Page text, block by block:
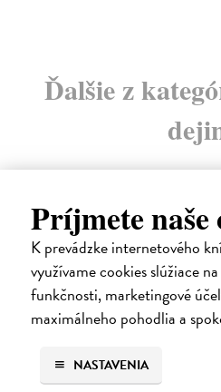
Príjmete naše
K prevádzke internetového
využívame cookies slúžiace
funkčnosti, marketingové
maximálneho pohodlia a
NASTAVENIA
Ďalšie z